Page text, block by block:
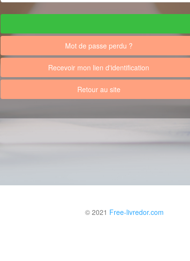
Mot de passe perdu ?
Recevoir mon lien d'identification
Retour au site
© 2021 Free-livredor.com